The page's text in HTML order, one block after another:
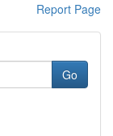
Report Page
Go